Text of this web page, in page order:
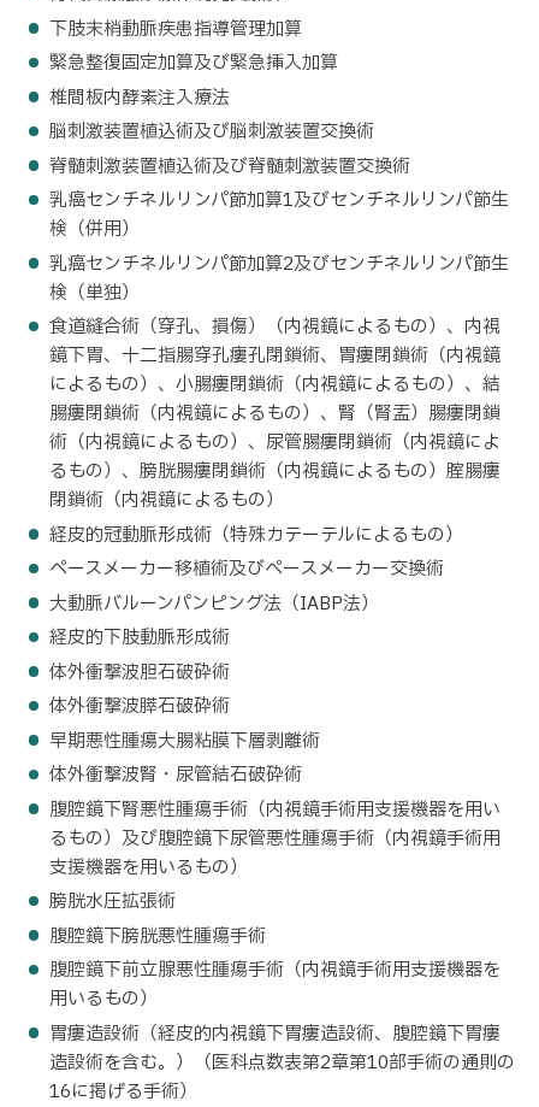
下肢末梢動脈疾患指導管理加算
緊急整復固定加算及び緊急挿入加算
椎間板内酵素注入療法
脳刺激装置植込術及び脳刺激装置交換術
脊髄刺激装置植込術及び脊髄刺激装置交換術
乳癌センチネルリンパ節加算1及びセンチネルリンパ節生
検（併用）
乳癌センチネルリンパ節加算2及びセンチネルリンパ節生
検（単独）
食道縫合術（穿孔、損傷）（内視鏡によるもの）、内視
鏡下胃、十二指腸穿孔瘻孔閉鎖術、胃瘻閉鎖術（内視鏡
によるもの）、小腸瘻閉鎖術（内視鏡によるもの）、結
腸瘻閉鎖術（内視鏡によるもの）、腎（腎盂）腸瘻閉鎖
術（内視鏡によるもの）、尿管腸瘻閉鎖術（内視鏡によ
るもの）、膀胱腸瘻閉鎖術（内視鏡によるもの）腟腸瘻
閉鎖術（内視鏡によるもの）
経皮的冠動脈形成術（特殊カテーテルによるもの）
ペースメーカー移植術及びペースメーカー交換術
大動脈バルーンパンピング法（IABP法）
経皮的下肢動脈形成術
体外衝撃波胆石破砕術
体外衝撃波膵石破砕術
早期悪性腫瘍大腸粘膜下層剥離術
体外衝撃波腎・尿管結石破砕術
腹腔鏡下腎悪性腫瘍手術（内視鏡手術用支援機器を用い
るもの）及び腹腔鏡下尿管悪性腫瘍手術（内視鏡手術用
支援機器を用いるもの）
膀胱水圧拡張術
腹腔鏡下膀胱悪性腫瘍手術
腹腔鏡下前立腺悪性腫瘍手術（内視鏡手術用支援機器を
用いるもの）
胃瘻造設術（経皮的内視鏡下胃瘻造設術、腹腔鏡下胃瘻
造設術を含む。）（医科点数表第2章第10部手術の通則の
16に掲げる手術）